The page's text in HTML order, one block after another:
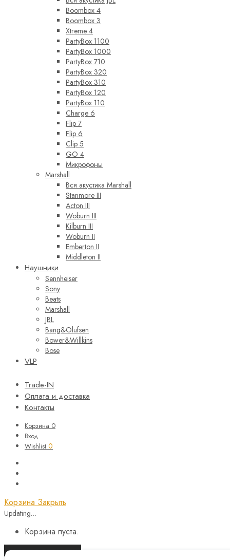
Boombox 4
Boombox 3
Xtreme 4
PartyBox 1100
PartyBox 1000
PartyBox 710
PartyBox 320
PartyBox 310
PartyBox 120
PartyBox 110
Charge 6
Flip 7
Flip 6
Clip 5
GO 4
Микрофоны
Marshall
Вся акустика Marshall
Stanmore III
Acton III
Woburn III
Kilburn III
Woburn II
Emberton II
Middleton II
Наушники
Sennheiser
Sony
Beats
Marshall
JBL
Bang&Olufsen
Bower&Willkins
Bose
VLP
Trade-IN
Оплата и доставка
Контакты
Корзина 0
Вход
Wishlist 0
Корзина Закрыть
Updating…
Корзина пуста.
Продолжить покупки